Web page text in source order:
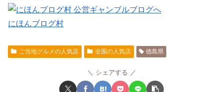
にほんブログ村
ご当地グルメの人気店 全国の人気店 徳島県
シェアする